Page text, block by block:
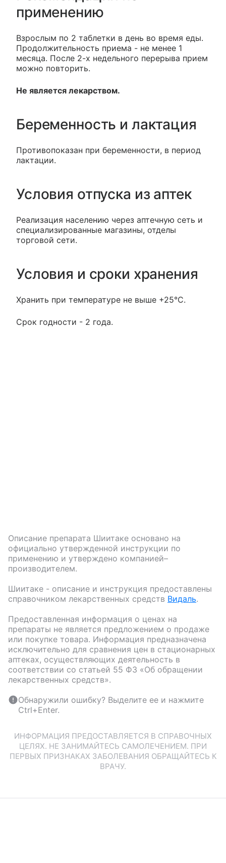
применению
Взрослым по 2 таблетки в день во время еды.
Продолжительность приема - не менее 1
месяца. После 2-х недельного перерыва прием
можно повторить.
Не является лекарством.
Беременность и лактация
Противопоказан при беременности, в период
лактации.
Условия отпуска из аптек
Реализация населению через аптечную сеть и
специализированные магазины, отделы
торговой сети.
Условия и сроки хранения
Хранить при температуре не выше +25°С.
Срок годности - 2 года.
Описание препарата Шиитаке основано на
официально утвержденной инструкции по
применению и утверждено компанией–
производителем.
Шиитаке - описание и инструкция предоставлены
справочником лекарственных средств Видаль.
Предоставленная информация о ценах на
препараты не является предложением о продаже
или покупке товара. Информация предназначена
исключительно для сравнения цен в стационарных
аптеках, осуществляющих деятельность в
соответствии со статьей 55 ФЗ «Об обращении
лекарственных средств».
Обнаружили ошибку? Выделите ее и нажмите
Ctrl+Enter.
ИНФОРМАЦИЯ ПРЕДОСТАВЛЯЕТСЯ В СПРАВОЧНЫХ
ЦЕЛЯХ. НЕ ЗАНИМАЙТЕСЬ САМОЛЕЧЕНИЕМ. ПРИ
ПЕРВЫХ ПРИЗНАКАХ ЗАБОЛЕВАНИЯ ОБРАЩАЙТЕСЬ К
ВРАЧУ.